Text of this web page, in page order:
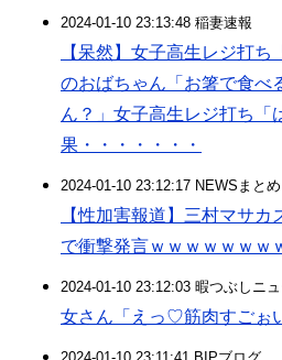
2024-01-10 23:13:48 稲妻速報
【呆然】女子高生レジ打
のおばちゃん「お箸で食べ
ん？」女子高生レジ打ち
果・・・・・・・
2024-01-10 23:12:17 NEWSまと
【性加害報道】三村マサ
で衝撃発言ｗｗｗｗｗｗｗ
2024-01-10 23:12:03 暇つぶしニ
女さん「えっ♡筋肉すごぉ